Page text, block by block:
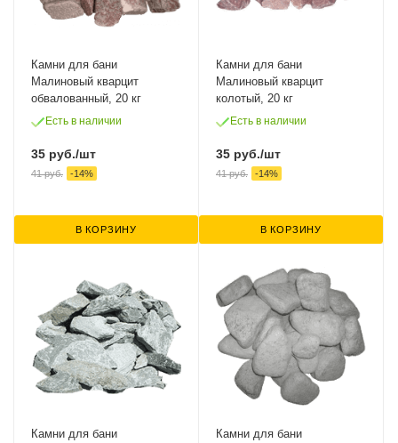
Камни для бани
Малиновый кварцит
обвалованный, 20 кг
Есть в наличии
35 руб./шт
41руб. -14%
В КОРЗИНУ
Камни для бани
Малиновый кварцит
колотый, 20 кг
Есть в наличии
35 руб./шт
41руб. -14%
В КОРЗИНУ
Камни для бани
Камни для бани